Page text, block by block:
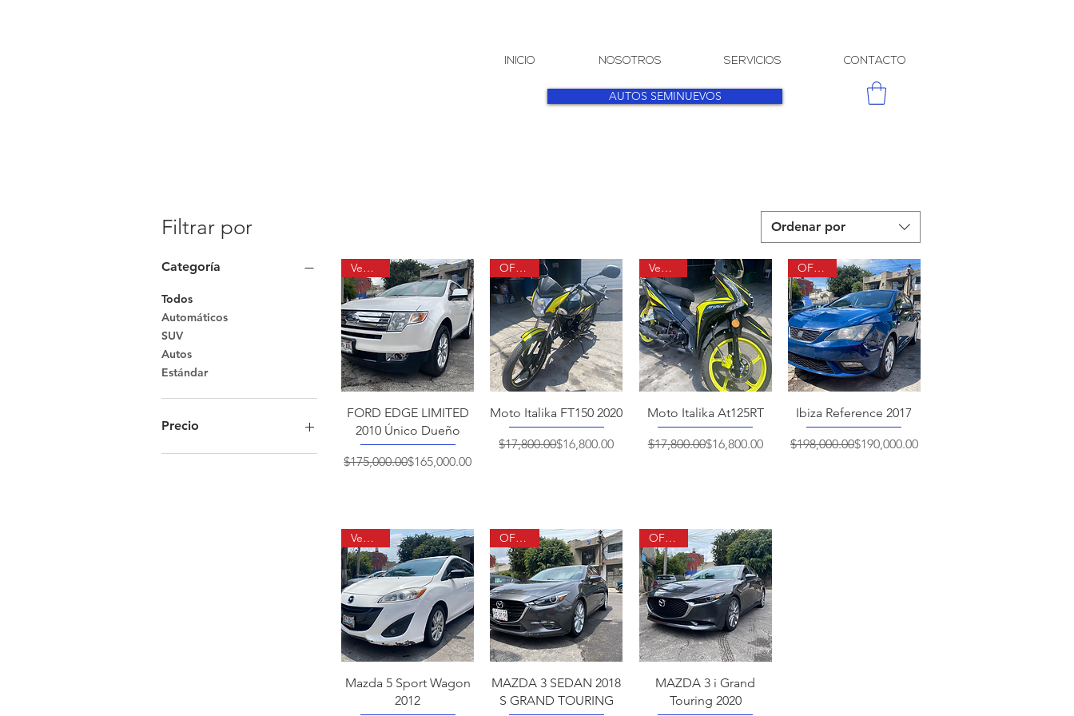
INICIO NOSOTROS SERVICIOS CONTACTO
AUTOS SEMINUEVOS
Filtrar por
Categoría
Todos
Automáticos
SUV
Autos
Estándar
Precio
Ordenar por
Vista rápida
Vendido
FORD EDGE LIMITED
2010 Único Dueño
Precio
$175,000.00Precio de oferta
$165,000.00
Vista rápida
OFERTA
Moto Italika FT150 2020
Precio
$17,800.00Precio de oferta
$16,800.00
Vista rápida
Vendido
Moto Italika At125RT
Precio
$17,800.00Precio de oferta
$16,800.00
Vista rápida
OFERTA
Ibiza Reference 2017
Precio
$198,000.00Precio de oferta
$190,000.00
Vista rápida
Vendido
Mazda 5 Sport Wagon
2012
Vista rápida
OFERTA
MAZDA 3 SEDAN 2018
S GRAND TOURING
Vista rápida
OFERTA
MAZDA 3 i Grand
Touring 2020